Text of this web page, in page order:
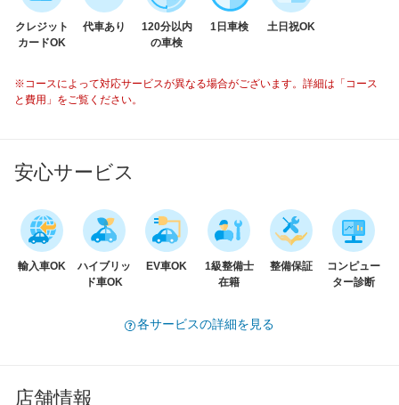
クレジット
カードOK
代車あり
120分以内
の車検
1日車検 土日祝OK
※コースによって対応サービスが異なる場合がございます。詳細は「コース
と費用」をご覧ください。
安心サービス
輸入車OK
ハイブリッ
ド車OK
EV車OK
1級整備士
在籍
整備保証
コンピュー
ター診断
各サービスの詳細を見る
店舗情報